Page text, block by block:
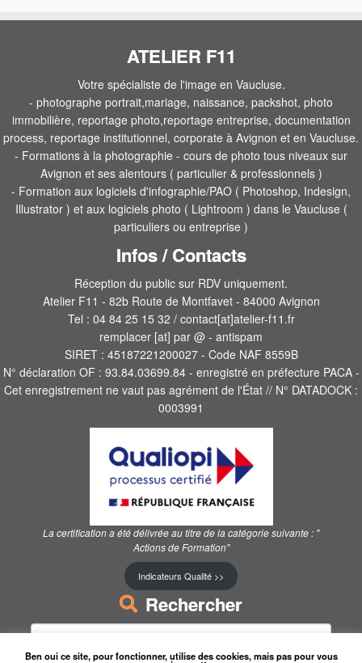
ATELIER F11
Votre spécialiste de l'image en Vaucluse.
- photographe portrait,mariage, naissance, packshot, photo
immobilière, reportage photo,reportage entreprise, documentation
process, reportage institutionnel, corporate à Avignon et en Vaucluse.
- Formations à la photographie - cours de photo tous niveaux sur
Avignon et ses alentours ( particulier & professionnels )
- Formation aux logiciels d'infographie/PAO ( Photoshop, Indesign,
Illustrator ) et aux logiciels photo ( Lightroom ) dans le Vaucluse (
particuliers ou entreprise )
Infos / Contacts
Réception du public sur RDV uniquement.
Atelier F11 - 82b Route de Montfavet - 84000 Avignon
Tel : 04 84 25 15 32 / contact[at]atelier-f11.fr
remplacer [at] par @ - antispam
SIRET : 45187221200027 - Code NAF 8559B
N° déclaration OF : 93.84.03699.84 - enregistré en préfecture PACA -
Cet enregistrement ne vaut pas agrément de l'État // N° DATADOCK :
0003991
La certification a été délivrée au titre de la catégorie suivante : "
Actions de Formation"
Indicateurs Qualité >>
Rechercher
Rechercher :
Ben oui ce site, pour fonctionner, utilise des cookies, mais pas pour vous